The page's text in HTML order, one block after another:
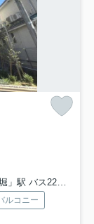
バス「松島三丁目」 停歩3分
ルコニー